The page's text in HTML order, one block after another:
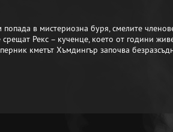
в мистериозна буря, смелите
Рекс – кученце, което от години
кметът Хъмдингър започва